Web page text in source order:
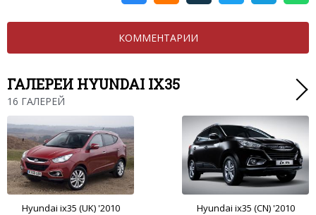
КОММЕНТАРИИ
ГАЛЕРЕИ HYUNDAI IX35
16 ГАЛЕРЕЙ
Hyundai ix35 (UK) '2010 Hyundai ix35 (CN) '2010